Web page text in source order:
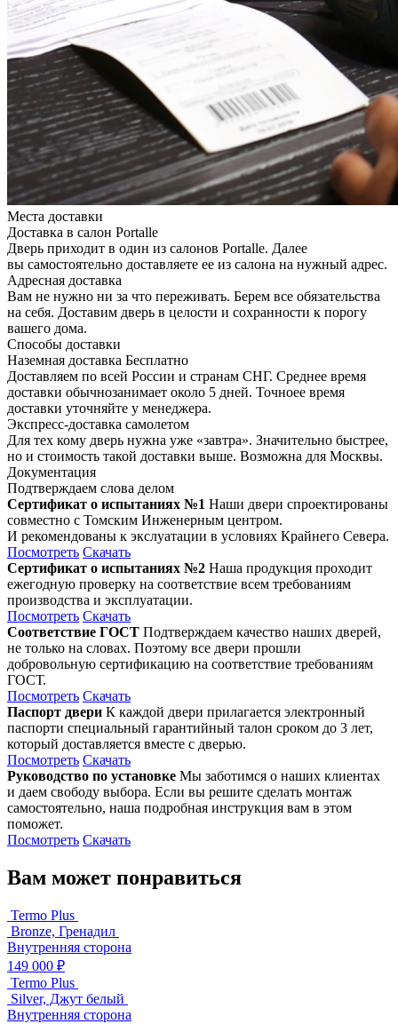
Места доставки
Доставка в салон Portalle
Дверь приходит в один из салонов Portalle. Далее
вы самостоятельно доставляете ее из салона на нужный адрес.
Адресная доставка
Вам не нужно ни за что переживать. Берем все обязательства
на себя. Доставим дверь в целости и сохранности к порогу
вашего дома.
Способы доставки
Наземная доставка Бесплатно
Доставляем по всей России и странам СНГ. Среднее время
доставки обычнозанимает около 5 дней. Точноее время
доставки уточняйте у менеджера.
Экспресс-доставка самолетом
Для тех кому дверь нужна уже «завтра». Значительно быстрее,
но и стоимость такой доставки выше. Возможна для Москвы.
Документация
Подтверждаем слова делом
Сертификат о испытаниях №1 Наши двери спроектированы
совместно с Томским Инженерным центром.
И рекомендованы к экслуатации в условиях Крайнего Севера.
Посмотреть Скачать
Сертификат о испытаниях №2 Наша продукция проходит
ежегодную проверку на соответствие всем требованиям
производства и эксплуатации.
Посмотреть Скачать
Соответствие ГОСТ Подтверждаем качество наших дверей,
не только на словах. Поэтому все двери прошли
добровольную сертификацию на соответствие требованиям
ГОСТ.
Посмотреть Скачать
Паспорт двери К каждой двери прилагается электронный
паспорти специальный гарантийный талон сроком до 3 лет,
который доставляется вместе с дверью.
Посмотреть Скачать
Руководство по установке Мы заботимся о наших клиентах
и даем свободу выбора. Если вы решите сделать монтаж
самостоятельно, наша подробная инструкция вам в этом
поможет.
Посмотреть Скачать
Вам может понравиться
Termo Plus
Bronze, Гренадил
Внутренняя сторона
149 000 ₽
Termo Plus
Silver, Джут белый
Внутренняя сторона